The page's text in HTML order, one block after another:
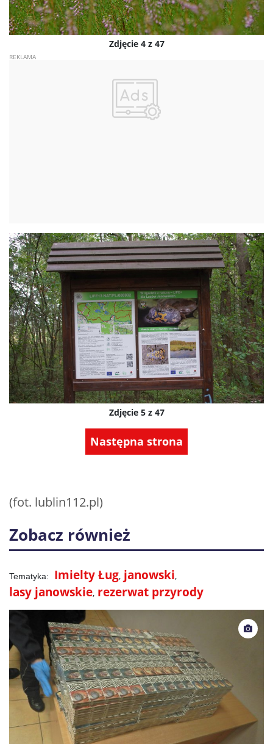
Zdjęcie 4 z 47
Zdjęcie 5 z 47
Następna strona
(fot. lublin112.pl)
Zobacz również
Imielty Ług janowski
lasy janowskie rezerwat przyrody